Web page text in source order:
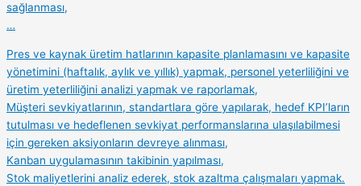
sağlanması,
…
Pres ve kaynak üretim hatlarının kapasite planlamasını ve kapasite
yönetimini (haftalık, aylık ve yıllık) yapmak, personel yeterliliğini ve
üretim yeterliliğini analizi yapmak ve raporlamak,
Müşteri sevkiyatlarının, standartlara göre yapılarak, hedef KPI’ların
tutulması ve hedeflenen sevkiyat performanslarına ulaşılabilmesi
için gereken aksiyonların devreye alınması,
Kanban uygulamasının takibinin yapılması,
Stok maliyetlerini analiz ederek, stok azaltma çalışmaları yapmak.